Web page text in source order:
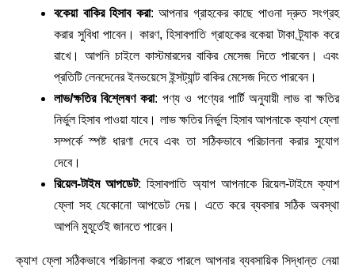
বকেয়া বাকির হিসাব করা: আপনার গ্রাহকের কাছে পাওনা দ্রুত সংগ্রহ
করার সুবিধা পাবেন। কারণ, হিসাবপাতি গ্রাহকের বকেয়া টাকা ট্র্যাক করে
রাখে। আপনি চাইলে কাস্টমারদের বাকির মেসেজ দিতে পারবেন। এবং
প্রতিটি লেনদেনের ইনভয়েসে ইন্সট্যান্ট বাকির মেসেজ দিতে পারবেন।
লাভ/ক্ষতির বিশ্লেষণ করা: পণ্য ও পণ্যের পার্টি অনুযায়ী লাভ বা ক্ষতির
নির্ভুল হিসাব পাওয়া যাবে। লাভ ক্ষতির নির্ভুল হিসাব আপনাকে ক্যাশ ফ্লো
সম্পর্কে স্পষ্ট ধারণা দেবে এবং তা সঠিকভাবে পরিচালনা করার সুযোগ
দেবে।
রিয়েল-টাইম আপডেট: হিসাবপাতি অ্যাপ আপনাকে রিয়েল-টাইমে ক্যাশ
ফ্লো সহ যেকোনো আপডেট দেয়। এতে করে ব্যবসার সঠিক অবস্থা
আপনি মুহূর্তেই জানতে পারেন।
ক্যাশ ফ্লো সঠিকভাবে পরিচালনা করতে পারলে আপনার ব্যবসায়িক সিদ্ধান্ত নেয়া